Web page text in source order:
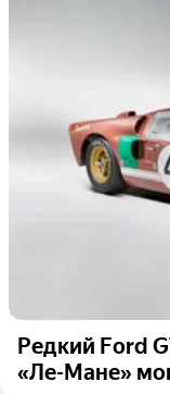
Редкий Ford
«Ле-Мане»